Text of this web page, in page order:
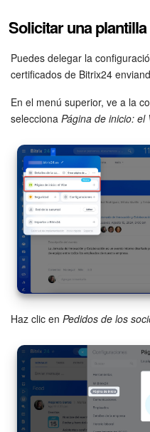
CRM + Online store
Tienda CRM
Empleados
Base de
Firma electrónica
Firma electrónica
Automatización
Flujos de trabajo
Marketing
Gestión del
Telefonía
Widget del
Solicitar una
Puedes delegar la
certificados de Bitrix24
En el menú superior, ve a la
selecciona Página de inicio: el
Haz clic en Pedidos de los